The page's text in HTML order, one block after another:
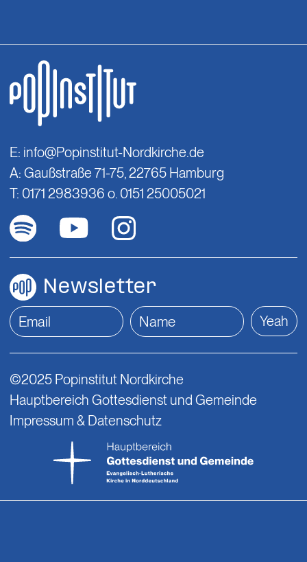
E: info@Popinstitut-Nordkirche.de
A: Gaußstraße 71-75, 22765 Hamburg
T: 0171 2983936 o. 0151 25005021
Newsletter
Yeah
©2025 Popinstitut Nordkirche
Hauptbereich Gottesdienst und Gemeinde
Impressum & Datenschutz